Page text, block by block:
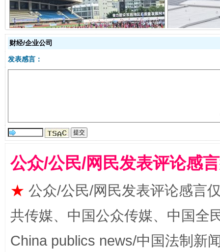
阿坝州三大球赛在茂县开幕 规模
财经/企业公司
发表感言：
公众/公民/网民发表评论感
★ 公众/公民/网民发表评论感言
共传媒、中国公众传媒、中国全
China publics news/中国法制新